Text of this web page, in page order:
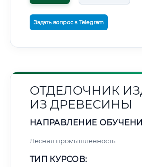
Задать вопрос в Telegram
ОТДЕЛОЧНИК
ИЗ ДРЕВЕСИНЫ
НАПРАВЛЕНИЕ
Лесная промышленность
ТИП КУРСОВ: